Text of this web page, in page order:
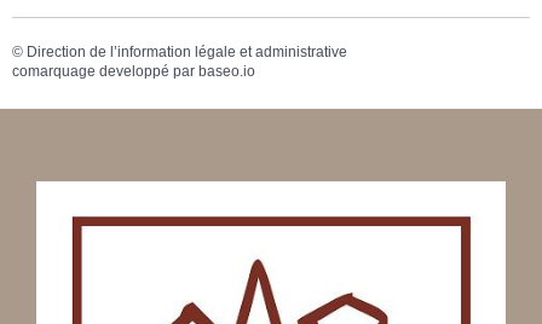
© Direction de l’information légale et administrative
comarquage developpé par baseo.io